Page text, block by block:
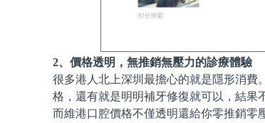
2、價格透明，無推銷無壓力的診療體驗
很多港人北上深圳最擔心的就是隱形消費
格，還有就是明明補牙修復就可以，結果
而維港口腔價格不僅透明還給你零推銷零